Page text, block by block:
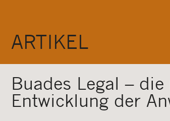
ARTIKEL
Buades Legal –
Entwicklung der